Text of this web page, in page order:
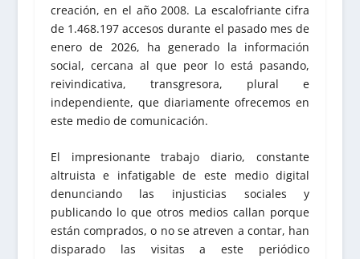
creación, en el año 2008. La escalofriante cifra
de 1.468.197 accesos durante el pasado mes de
enero de 2026, ha generado la información
social, cercana al que peor lo está pasando,
reivindicativa, transgresora, plural e
independiente, que diariamente ofrecemos en
este medio de comunicación.
El impresionante trabajo diario, constante
altruista e infatigable de este medio digital
denunciando las injusticias sociales y
publicando lo que otros medios callan porque
están comprados, o no se atreven a contar, han
disparado las visitas a este periódico